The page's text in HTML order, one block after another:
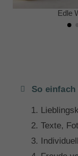
Edle
So einfach
Texte,